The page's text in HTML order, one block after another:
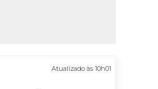
Atualizado às 10h01